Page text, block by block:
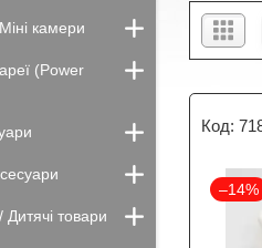
–14%
камери
(Power
Дитячі товари